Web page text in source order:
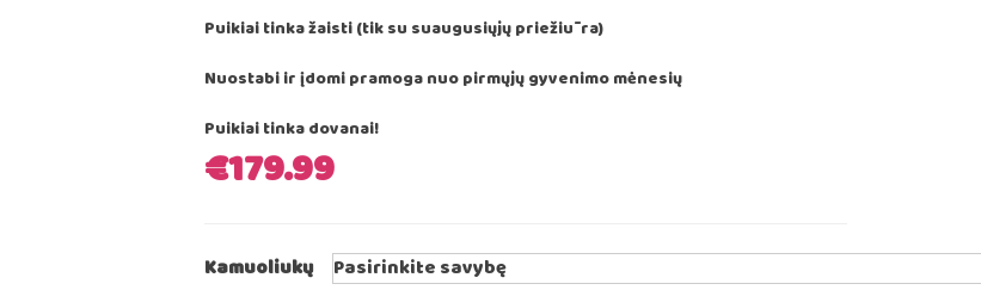
Puikiai tinka žaisti (tik su suaugusiųjų priežiūra)
Nuostabi ir įdomi pramoga nuo pirmųjų gyvenimo mėnesių
Puikiai tinka dovanai!
€179.99
Kamuoliukų